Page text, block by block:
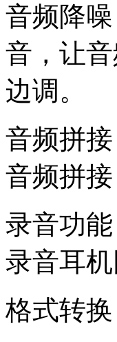
音频降
音，让
边调。
音频拼
音频拼接
录音功
录音耳
格式转